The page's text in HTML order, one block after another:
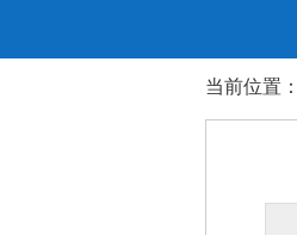
当前位置：